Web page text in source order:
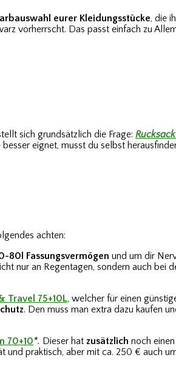
eurer Kleidungsstücke, die
vorherrscht. Das passt einfach zu
sich grundsätzlich die Frage:
eignet, musst du selbst
achten:
80l Fassungsvermögen und um dir
nur an Regentagen, sondern auch
Travel 75+10L welcher für einen
. Den muss man extra dazu kaufen
70+10*. Dieser hat zusätzlich noch einen
und praktisch, aber mit ca. 250 € auch